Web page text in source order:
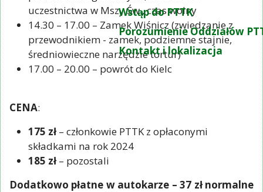
Wstąp do PTTK
Porozumienie Oddziałów
Kontakt i lokalizacja
uczestnictwa w Mszy Św., czas wolny
14.30 – 17.00 – Zamek Wiśnicz (zwiedzanie z
przewodnikiem - zamek, podziemne stajnie,
średniowieczne narzędzie tortur)
17.00 – 20.00 – powrót do Kielc
CENA:
175 zł– członkowie PTTK z opłaconymi
składkami na rok 2024
185 zł– pozostali
Dodatkowo płatne w autokarze – 37 zł normalne